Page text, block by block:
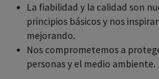
La fiabilidad y la calidad son
principios básicos y nos
mejorando.
Nos comprometemos a
personas y el medio ambiente.